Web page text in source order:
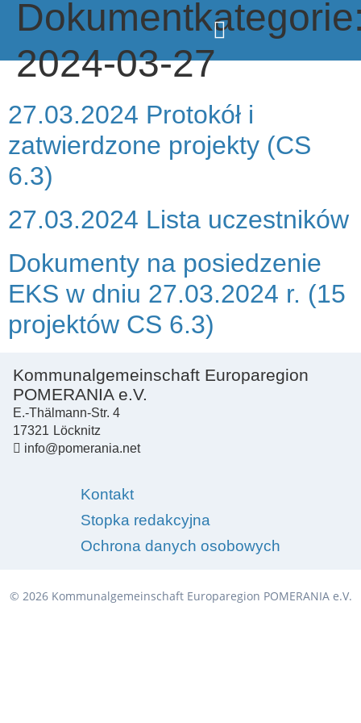
2024-03-27
27.03.2024 Protokół i
zatwierdzone projekty (CS
6.3)
27.03.2024 Lista uczestników
Dokumenty na posiedzenie
EKS w dniu 27.03.2024 r. (15
projektów CS 6.3)
Kommunalgemeinschaft Europaregion
POMERANIA e.V.
E.-Thälmann-Str. 4
17321 Löcknitz
info@pomerania.net
Kontakt
Stopka redakcyjna
Ochrona danych osobowych
© 2026 Kommunalgemeinschaft Europaregion POMERANIA e.V.